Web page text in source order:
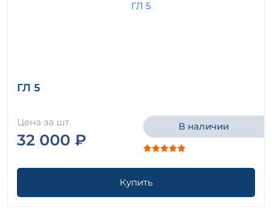
ГЛ 5
Цена за шт.
32 000 ₽
В наличии
Купить